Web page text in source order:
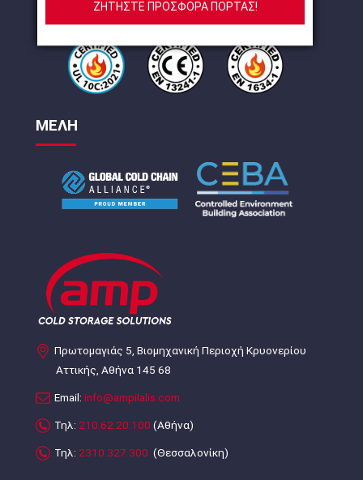
ΖΗΤΗΣΤΕ ΠΡΟΣΦΟΡΑ ΠΟΡΤΑΣ!
ΜΕΛΗ
Πρωτομαγιάς 5, Βιομηχανική Περιοχή Κρυονερίου
Αττικής, Αθήνα 145 68
Email: info@ampilalis.com
Τηλ: 210.62.20.100 (Αθήνα)
Τηλ: 2310.327.300 (Θεσσαλονίκη)